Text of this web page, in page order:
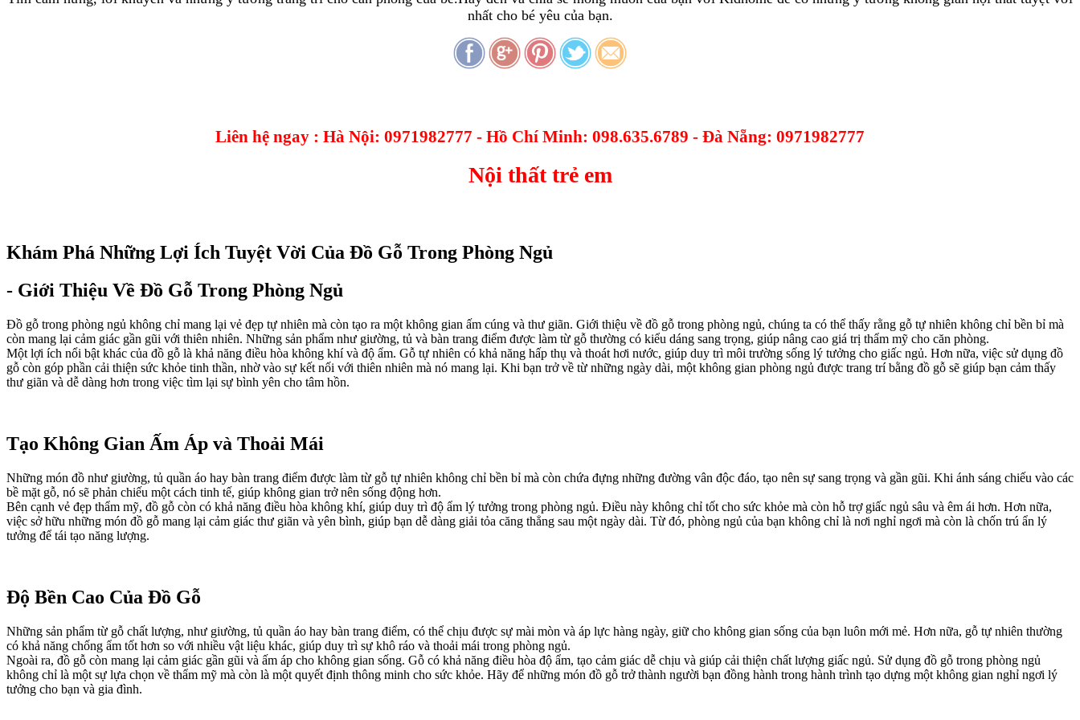
nhất cho bé yêu của bạn.
Liên hệ ngay : Hà Nội: 0971982777 - Hồ Chí Minh: 098.635.6789 - Đà Nẵng: 0971982777
Nội thất trẻ em
Khám Phá Những Lợi Ích Tuyệt Vời Của Đồ Gỗ Trong Phòng Ngủ
- Giới Thiệu Về Đồ Gỗ Trong Phòng Ngủ
Đồ gỗ trong phòng ngủ không chỉ mang lại vẻ đẹp tự nhiên mà còn tạo ra một không gian ấm cúng và thư giãn. Giới thiệu về đồ gỗ trong phòng ngủ, chúng ta có thể thấy rằng gỗ tự nhiên không chỉ bền bỉ mà
còn mang lại cảm giác gần gũi với thiên nhiên. Những sản phẩm như giường, tủ và bàn trang điểm được làm từ gỗ thường có kiểu dáng sang trọng, giúp nâng cao giá trị thẩm mỹ cho căn phòng.
Một lợi ích nổi bật khác của đồ gỗ là khả năng điều hòa không khí và độ ẩm. Gỗ tự nhiên có khả năng hấp thụ và thoát hơi nước, giúp duy trì môi trường sống lý tưởng cho giấc ngủ. Hơn nữa, việc sử dụng đồ
gỗ còn góp phần cải thiện sức khỏe tinh thần, nhờ vào sự kết nối với thiên nhiên mà nó mang lại. Khi bạn trở về từ những ngày dài, một không gian phòng ngủ được trang trí bằng đồ gỗ sẽ giúp bạn cảm thấy
thư giãn và dễ dàng hơn trong việc tìm lại sự bình yên cho tâm hồn.
Tạo Không Gian Ấm Áp và Thoải Mái
Những món đồ như giường, tủ quần áo hay bàn trang điểm được làm từ gỗ tự nhiên không chỉ bền bỉ mà còn chứa đựng những đường vân độc đáo, tạo nên sự sang trọng và gần gũi. Khi ánh sáng chiếu vào các
bề mặt gỗ, nó sẽ phản chiếu một cách tinh tế, giúp không gian trở nên sống động hơn.
Bên cạnh vẻ đẹp thẩm mỹ, đồ gỗ còn có khả năng điều hòa không khí, giúp duy trì độ ẩm lý tưởng trong phòng ngủ. Điều này không chỉ tốt cho sức khỏe mà còn hỗ trợ giấc ngủ sâu và êm ái hơn. Hơn nữa,
việc sở hữu những món đồ gỗ mang lại cảm giác thư giãn và yên bình, giúp bạn dễ dàng giải tỏa căng thẳng sau một ngày dài. Từ đó, phòng ngủ của bạn không chỉ là nơi nghỉ ngơi mà còn là chốn trú ẩn lý
tưởng để tái tạo năng lượng.
Độ Bền Cao Của Đồ Gỗ
Những sản phẩm từ gỗ chất lượng, như giường, tủ quần áo hay bàn trang điểm, có thể chịu được sự mài mòn và áp lực hàng ngày, giữ cho không gian sống của bạn luôn mới mẻ. Hơn nữa, gỗ tự nhiên thường
có khả năng chống ẩm tốt hơn so với nhiều vật liệu khác, giúp duy trì sự khô ráo và thoải mái trong phòng ngủ.
Ngoài ra, đồ gỗ còn mang lại cảm giác gần gũi và ấm áp cho không gian sống. Gỗ có khả năng điều hòa độ ẩm, tạo cảm giác dễ chịu và giúp cải thiện chất lượng giấc ngủ. Sử dụng đồ gỗ trong phòng ngủ
không chỉ là một sự lựa chọn về thẩm mỹ mà còn là một quyết định thông minh cho sức khỏe. Hãy để những món đồ gỗ trở thành người bạn đồng hành trong hành trình tạo dựng một không gian nghỉ ngơi lý
tưởng cho bạn và gia đình.